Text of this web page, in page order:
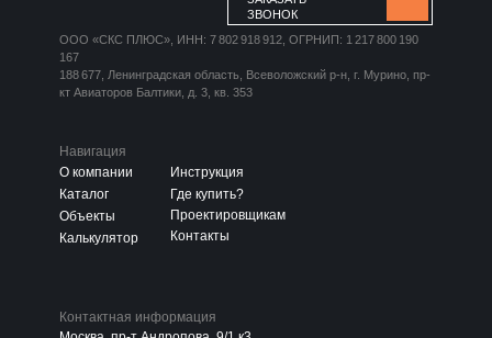
Навигация
О компании
Каталог
Объекты
Калькулятор
Инструкция
Где купить?
Проектировщикам
Контакты
Контактная информация
ЗВОНОК
ООО «СКС ПЛЮС», ИНН: 7 802 918 912, ОГРНИП: 1 217 800 190
167
188 677, Ленинградская область, Всеволожский р-н, г. Мурино, пр-
кт Авиаторов Балтики, д. 3, кв. 353